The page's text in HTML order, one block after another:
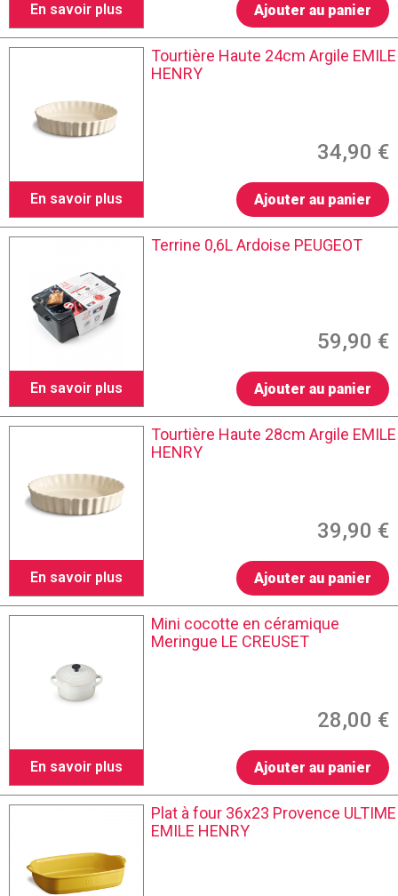
En savoir plus Ajouter au panier
En savoir plus
Tourtière Haute 24cm Argile EMILE
HENRY
34,90 €
Ajouter au panier
En savoir plus
Terrine 0,6L Ardoise PEUGEOT
59,90 €
Ajouter au panier
En savoir plus
Tourtière Haute 28cm Argile EMILE
HENRY
39,90 €
Ajouter au panier
En savoir plus
Mini cocotte en céramique
Meringue LE CREUSET
28,00 €
Ajouter au panier
Plat à four 36x23 Provence ULTIME
EMILE HENRY